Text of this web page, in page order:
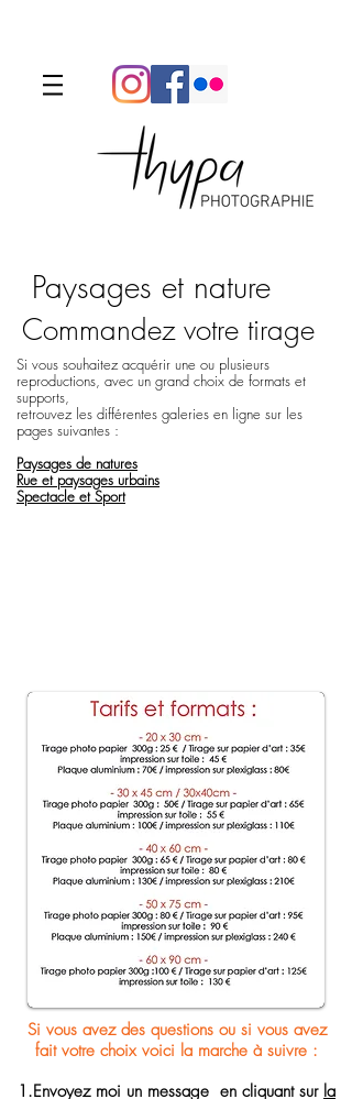
Paysages et nature
Commandez votre tirage
Si vous souhaitez acquérir une ou plusieurs
reproductions, avec un grand choix de formats et
supports,
retrouvez les différentes galeries en ligne sur les
pages suivantes :
Paysages de natures
Rue et paysages urbains
Spectacle et Sport
Si vous avez des questions ou si vous avez
fait votre choix voici la marche à suivre :
1.Envoyez moi un message en cliquant sur la